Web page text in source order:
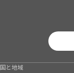
国と地域